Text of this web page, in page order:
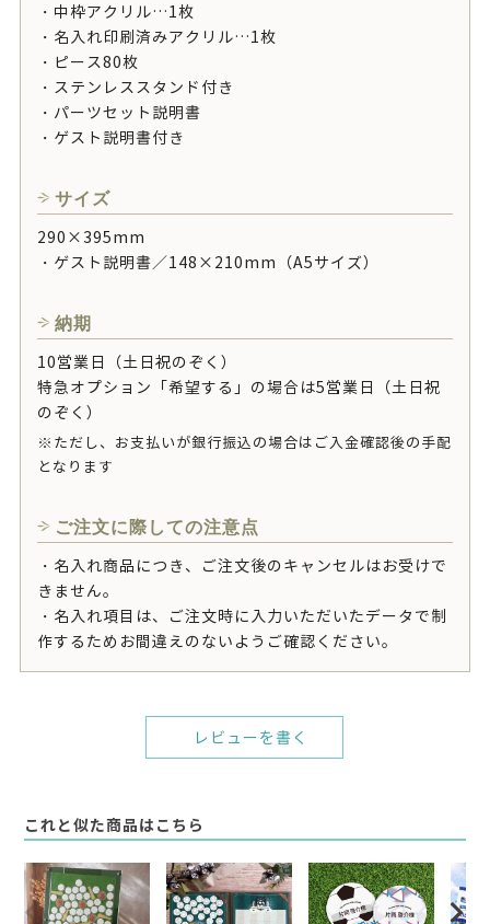
・中枠アクリル…1枚
・名入れ印刷済みアクリル…1枚
・ピース80枚
・ステンレススタンド付き
・パーツセット説明書
・ゲスト説明書付き
サイズ
290×395mm
・ゲスト説明書／148×210mm（A5サイズ）
納期
10営業日（土日祝のぞく）
特急オプション「希望する」の場合は5営業日（土日祝
のぞく）
※ただし、お支払いが銀行振込の場合はご入金確認後の手配
となります
ご注文に際しての注意点
・名入れ商品につき、ご注文後のキャンセルはお受けで
きません。
・名入れ項目は、ご注文時に入力いただいたデータで制
作するためお間違えのないようご確認ください。
レビューを書く
これと似た商品はこちら